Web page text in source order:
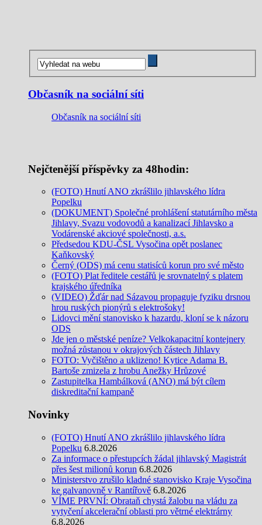
Občasník na sociální síti
Občasník na sociální síti
Nejčtenější příspěvky za 48hodin:
(FOTO) Hnutí ANO zkrášlilo jihlavského lídra
Popelku
(DOKUMENT) Společné prohlášení statutárního města
Jihlavy, Svazu vodovodů a kanalizací Jihlavsko a
Vodárenské akciové společnosti, a.s.
Předsedou KDU-ČSL Vysočina opět poslanec
Kaňkovský
Černý (ODS) má cenu statisíců korun pro své město
(FOTO) Plat ředitele cestářů je srovnatelný s platem
krajského úředníka
(VIDEO) Žďár nad Sázavou propaguje fyziku drsnou
hrou ruských pionýrů s elektrošoky!
Lidovci mění stanovisko k hazardu, kloní se k názoru
ODS
Jde jen o městské peníze? Velkokapacitní kontejnery
možná zůstanou v okrajových částech Jihlavy
FOTO: Vyčištěno a uklizeno! Kytice Adama B.
Bartoše zmizela z hrobu Anežky Hrůzové
Zastupitelka Hambálková (ANO) má být cílem
diskreditační kampaně
Novinky
(FOTO) Hnutí ANO zkrášlilo jihlavského lídra
Popelku 6.8.2026
Za informace o přestupcích žádal jihlavský Magistrát
přes šest milionů korun 6.8.2026
Ministerstvo zrušilo kladné stanovisko Kraje Vysočina
ke galvanovně v Rantířově 6.8.2026
VÍME PRVNÍ: Obrataň chystá žalobu na vládu za
vytyčení akcelerační oblasti pro větrné elektrárny
6.8.2026